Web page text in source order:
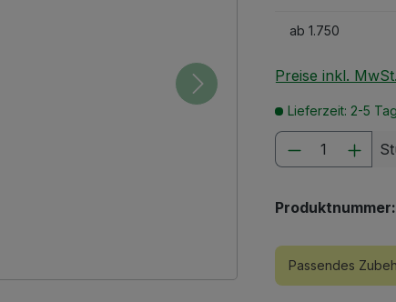
ab 1.750
Preise inkl.
Lieferzeit: 2-5
Produkt
Produktnummer:
Passendes